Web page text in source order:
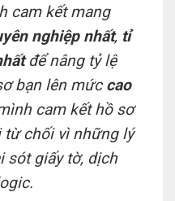
cam kết mang
nghiệp nhất, tỉ
để nâng tỷ lệ
bạn lên mứccao
cam kết hồ sơ
từ chối vì những lý
sót giấy tờ, dịch